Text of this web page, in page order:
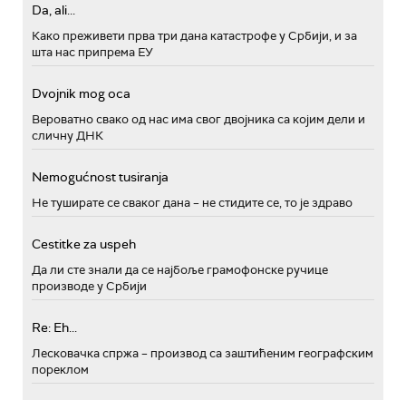
Da, ali...
Како преживети прва три дана катастрофе у Србији, и за
шта нас припрема ЕУ
Dvojnik mog oca
Вероватно свако од нас има свог двојника са којим дели и
сличну ДНК
Nemogućnost tusiranja
Не туширате се сваког дана – не стидите се, то је здраво
Cestitke za uspeh
Да ли сте знали да се најбоље грамофонске ручице
производе у Србији
Re: Eh...
Лесковачка спржа – производ са заштићеним географским
пореклом